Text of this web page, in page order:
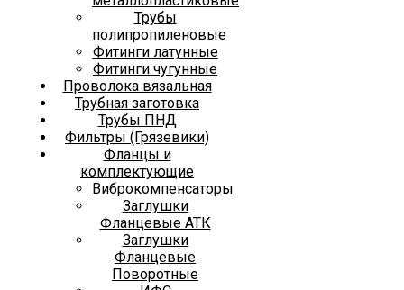
Трубы
полипропиленовые
Фитинги латунные
Фитинги чугунные
Проволока вязальная
Трубная заготовка
Трубы ПНД
Фильтры (Грязевики)
Фланцы и
комплектующие
Виброкомпенсаторы
Заглушки
Фланцевые АТК
Заглушки
Фланцевые
Поворотные